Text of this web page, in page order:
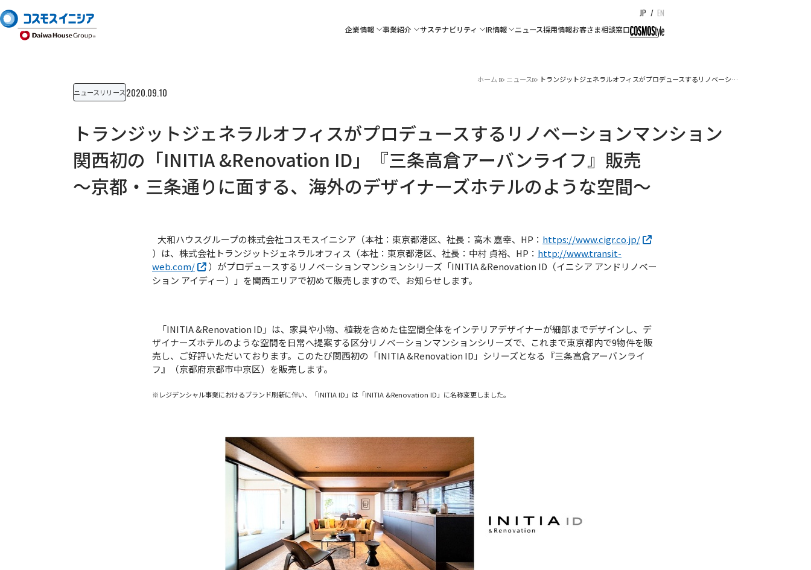
企業情報 事業紹介 サステナビリティ IR情報 ニュース採用情報お客さま相談窓口
JP / EN
ホーム ニュース
トランジットジェネラルオフィスがプロデュースするリノベーシ…
ニュースリリース2020.09.10
トランジットジェネラルオフィスがプロデュースするリノベーションマンション
関西初の「INITIA &Renovation ID」『三条高倉アーバンライフ』販売
～京都・三条通りに面する、海外のデザイナーズホテルのような空間～
大和ハウスグループの株式会社コスモスイニシア（本社：東京都港区、社長：高木 嘉幸、HP： https://www.cigr.co.jp/
）は、株式会社トランジットジェネラルオフィス（本社：東京都港区、社長：中村 貞裕、HP： http://www.transit-
web.com/
）がプロデュースするリノベーションマンションシリーズ「INITIA &Renovation ID（イニシア アンドリノベー
ション アイディー）」を関西エリアで初めて販売しますので、お知らせします。
「INITIA &Renovation ID」は、家具や小物、植栽を含めた住空間全体をインテリアデザイナーが細部までデザインし、デ
ザイナーズホテルのような空間を日常へ提案する区分リノベーションマンションシリーズで、これまで東京都内で9物件を販
売し、ご好評いただいております。このたび関西初の「INITIA &Renovation ID」シリーズとなる『三条高倉アーバンライ
フ』（京都府京都市中京区）を販売します。
※レジデンシャル事業におけるブランド刷新に伴い、「INITIA ID」は「INITIA &Renovation ID」に名称変更しました。